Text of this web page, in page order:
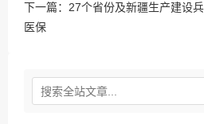
下一篇： 27个省份及新疆生产建设
医保